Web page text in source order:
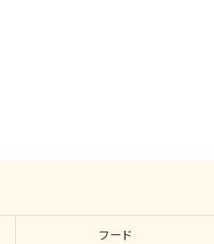
フード